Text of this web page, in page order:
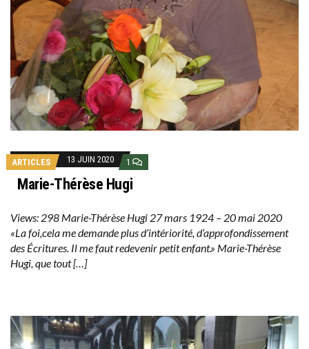
ARTICLES 13 JUIN 2020 1
Marie-Thérèse Hugi
Views: 298 Marie-Thérèse Hugi 27 mars 1924 – 20 mai 2020
«La foi,cela me demande plus d’intériorité, d’approfondissement
des Écritures. Il me faut redevenir petit enfant.» Marie-Thérèse
Hugi, que tout […]